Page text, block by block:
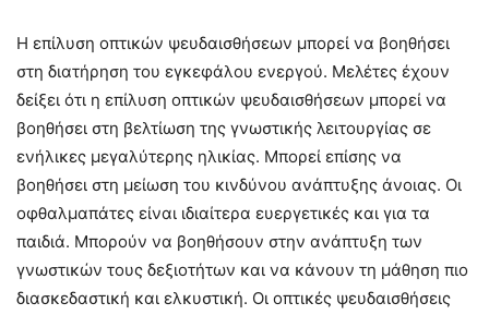
Η επίλυση οπτικών ψευδαισθήσεων μπορεί να βοηθήσει
στη διατήρηση του εγκεφάλου ενεργού. Μελέτες έχουν
δείξει ότι η επίλυση οπτικών ψευδαισθήσεων μπορεί να
βοηθήσει στη βελτίωση της γνωστικής λειτουργίας σε
ενήλικες μεγαλύτερης ηλικίας. Μπορεί επίσης να
βοηθήσει στη μείωση του κινδύνου ανάπτυξης άνοιας. Οι
οφθαλμαπάτες είναι ιδιαίτερα ευεργετικές και για τα
παιδιά. Μπορούν να βοηθήσουν στην ανάπτυξη των
γνωστικών τους δεξιοτήτων και να κάνουν τη μάθηση πιο
διασκεδαστική και ελκυστική. Οι οπτικές ψευδαισθήσεις